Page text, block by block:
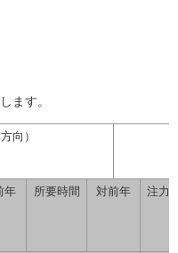
ます。
向）
年 所要時間 対前年 注力